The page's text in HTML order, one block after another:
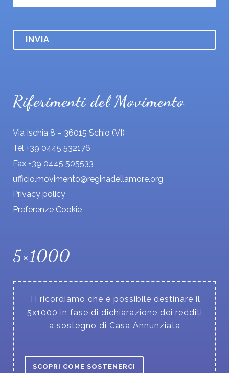
a
g
o
Riferimenti del Movimento
Via Ischia 8 – 36015 Schio (VI)
Tel +39 0445 532176
Fax +39 0445 505533
ufficio.movimento@reginadellamore.org
Privacy policy
Preferenze Cookie
5×1000
Ti ricordiamo che è possibile destinare il
5x1000 in fase di dichiarazione dei redditi
a sostegno di Casa Annunziata
SCOPRI COME SOSTENERCI